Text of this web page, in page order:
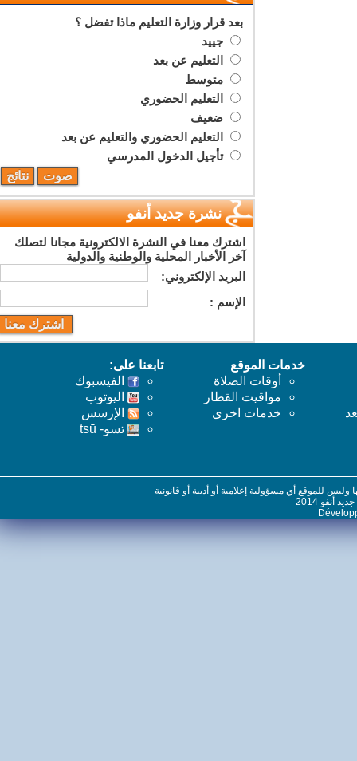
بعد قرار وزارة التعليم ماذا تفضل ؟
جييد
التعليم عن بعد
متوسط
التعليم الحضوري
ضعيف
التعليم الحضوري والتعليم عن بعد
تأجيل الدخول المدرسي
نشرة جديد أنفو
اشترك معنا في النشرة الالكترونية مجانا لتصلك
آخر الأخبار المحلية والوطنية والدولية
البريد اﻹلكتروني:
اﻹسم :
خدمات الموقع
أوقات الصلاة
مواقيت القطار
خدمات اخرى
تابعنا على:
الفيسبوك
اليوتوب
اﻹرسس
تسو- tsū
للموقع أي مسؤولية إعلامية أو أدبية أو قانونية
2014